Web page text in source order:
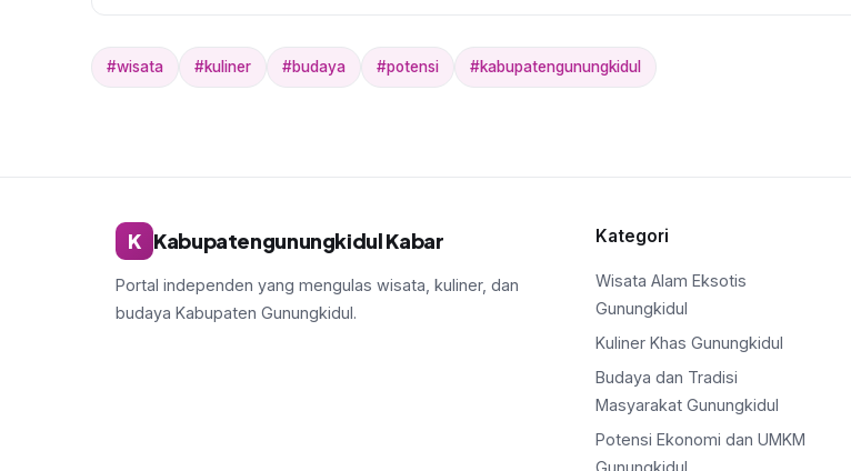
#wisata #kuliner #budaya #potensi #kabupatengunungkidul
K Kabupatengunungkidul Kabar
Portal independen yang mengulas wisata, kuliner, dan
budaya Kabupaten Gunungkidul.
Kategori
Wisata Alam Eksotis
Gunungkidul
Kuliner Khas Gunungkidul
Budaya dan Tradisi
Masyarakat Gunungkidul
Potensi Ekonomi dan UMKM
Gunungkidul